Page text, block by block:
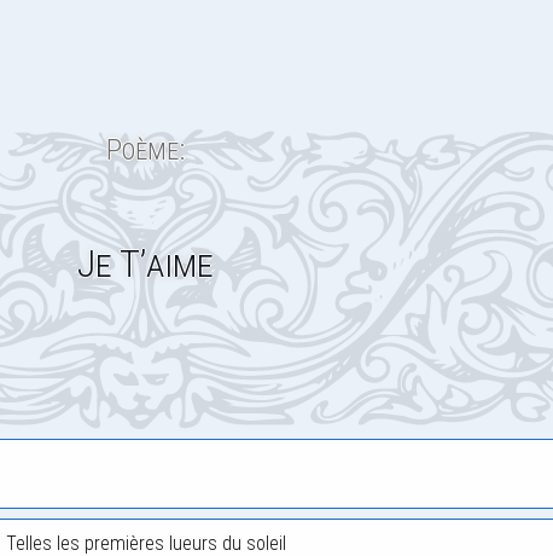
Poème:
Je T’aime
Telles les premières lueurs du soleil